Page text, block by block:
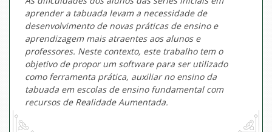
aprender a tabuada levam a necessidade de
desenvolvimento de novas práticas de ensino e
aprendizagem mais atraentes aos alunos e
professores. Neste contexto, este trabalho tem o
objetivo de propor um software para ser utilizado
como ferramenta prática, auxiliar no ensino da
tabuada em escolas de ensino fundamental com
recursos de Realidade Aumentada.